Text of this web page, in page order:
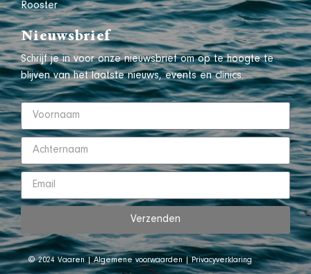
Rooster
Nieuwsbrief
Schrijf je in voor onze nieuwsbrief om op te hoogte te
blijven van het laatste nieuws, events en clinics.
Verzenden
© 2024 Vaaren |Algemene voorwaarden |Privacyverklaring